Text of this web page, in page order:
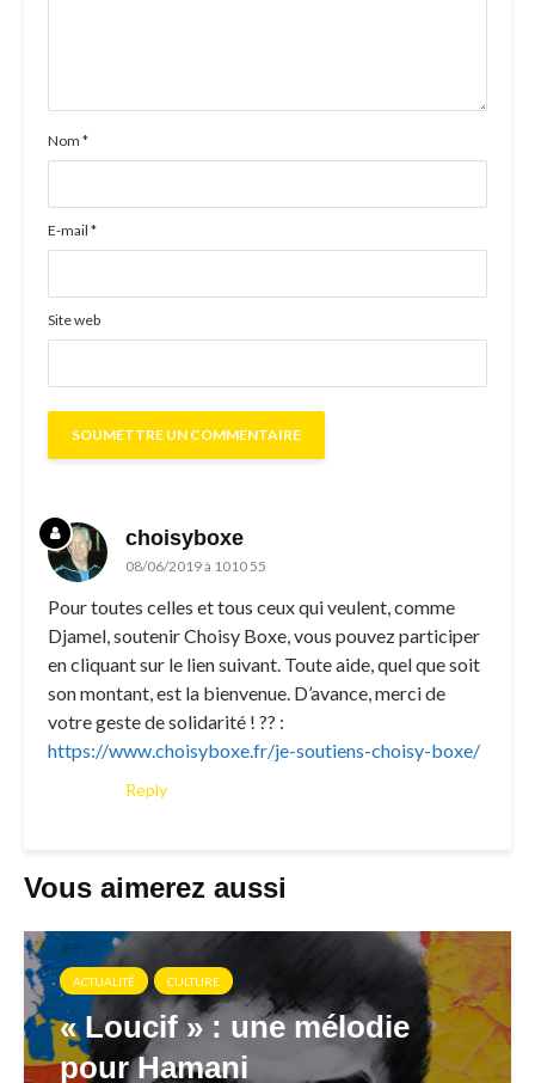
Nom *
E-mail *
Site web
choisyboxe
08/06/2019 à 1010 55
Pour toutes celles et tous ceux qui veulent, comme
Djamel, soutenir Choisy Boxe, vous pouvez participer
en cliquant sur le lien suivant. Toute aide, quel que soit
son montant, est la bienvenue. D’avance, merci de
votre geste de solidarité ! ?? :
https://www.choisyboxe.fr/je-soutiens-choisy-boxe/
Reply
Vous aimerez aussi
ACTUALITÉ CULTURE
« Loucif » : une mélodie
pour Hamani